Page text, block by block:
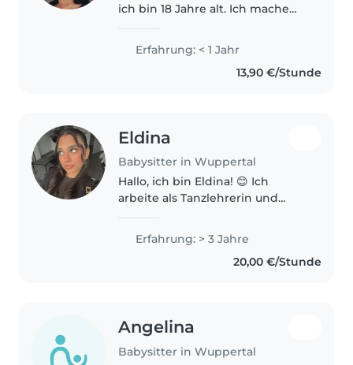
ich bin 18 Jahre alt. Ich mache
Kindern habe ich bereits bei
meinem Praktikum im
Erfahrung: < 1 Jahr
13,90 €/Stunde
Eldina
Babysitter in Wuppertal
Hallo, ich bin Eldina! 😊 Ich
arbeite als Tanzlehrerin und
Kindern zu arbeiten. Durch
meinen Beruf bin ich geduldig,
verantwortungsbewusst und
Erfahrung: > 3 Jahre
20,00 €/Stunde
Angelina
Babysitter in Wuppertal